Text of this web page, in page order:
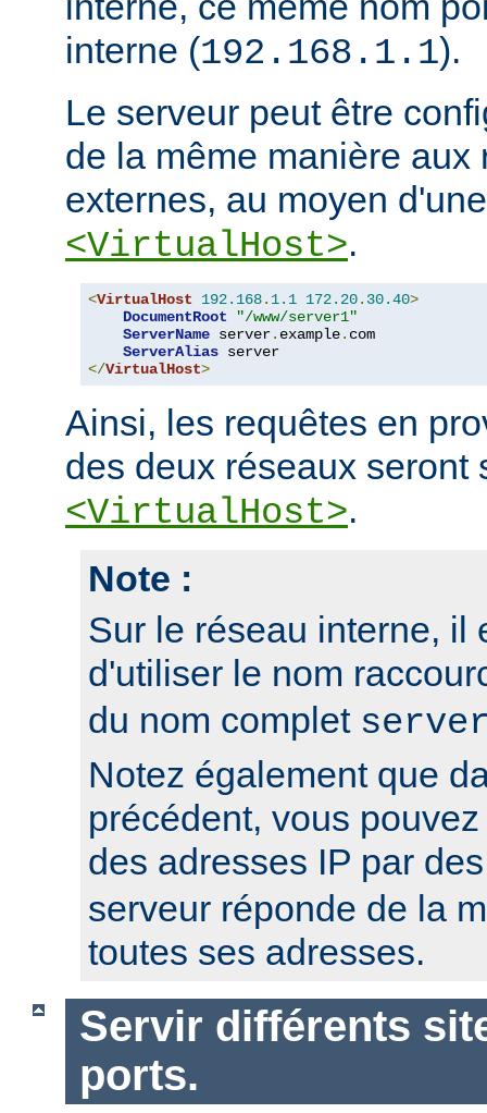
interne (192.168.1.1).
Le serveur peut être
de la même manière aux
externes, au moyen
<VirtualHost>.
<VirtualHost 192.168. 1.1 172.20. 30.40>
DocumentRoot
"/www/server1"
ServerName server. example. com
ServerAlias
</VirtualHost>
Ainsi, les requêtes en
des deux réseaux seront
<VirtualHost>.
Note :
Sur le réseau interne, il
d'utiliser le nom
du nom complet
Notez également que
précédent, vous
des adresses IP par
serveur réponde de la
toutes ses adresses.
Servir différents
ports.